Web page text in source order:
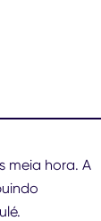
meia hora. A